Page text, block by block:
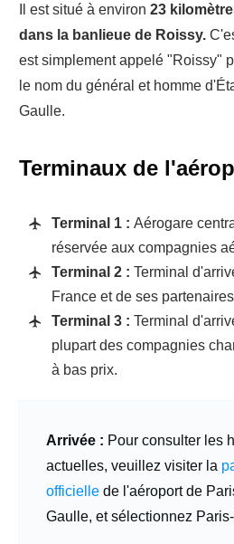
Il est situé à environ 23
dans la banlieue de Roissy.
est simplement appelé "Roissy"
le nom du général et homme
Gaulle.
Terminaux de
Terminal 1 : Aérogare
réservée aux compagnies
Terminal 2 : Terminal
France et de ses
Terminal 3 : Terminal
plupart des compagnies
à bas prix.
Arrivée : Pour consulter les
actuelles, veuillez visiter la
officielle de l'aéroport de
Gaulle, et sélectionnez